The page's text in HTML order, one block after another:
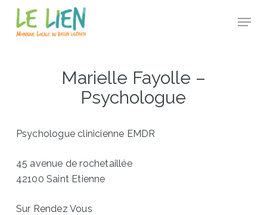
Panneau de gestion des cookies
Skip
main
Menu
Marielle Fayolle –
Psychologue
Psychologue clinicienne EMDR
45 avenue de rochetaillée
42100 Saint Etienne
Sur Rendez Vous